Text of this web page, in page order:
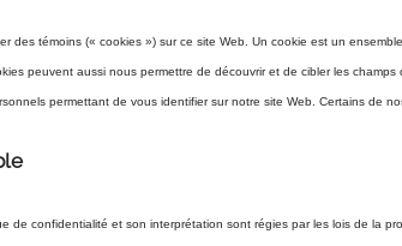
des témoins (« cookies ») sur ce site Web. Un cookie est un
peuvent aussi nous permettre de découvrir et de cibler les champs
permettant de vous identifier sur notre site Web. Certains de
de confidentialité et son interprétation sont régies par les lois de la